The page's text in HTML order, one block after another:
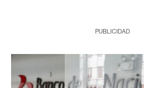
PUBLICIDAD